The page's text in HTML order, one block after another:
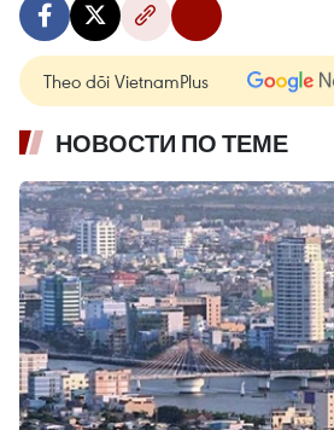
Theo dõi VietnamPlus
НОВОСТИ ПО ТЕМЕ